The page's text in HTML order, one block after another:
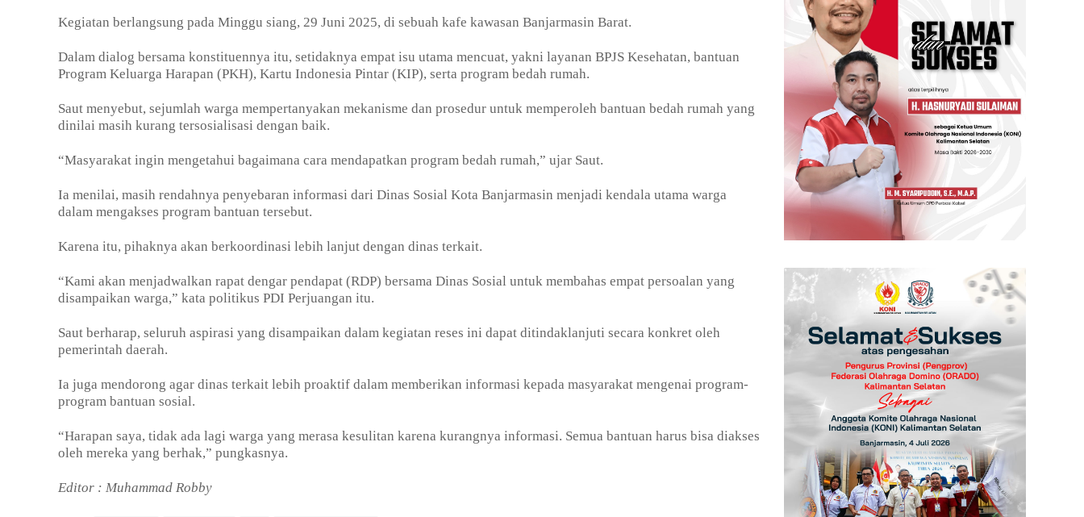
Kegiatan berlangsung pada Minggu siang, 29 Juni 2025, di sebuah kafe kawasan Banjarmasin Barat.
Dalam dialog bersama konstituennya itu, setidaknya empat isu utama mencuat, yakni layanan BPJS Kesehatan, bantuan
Program Keluarga Harapan (PKH), Kartu Indonesia Pintar (KIP), serta program bedah rumah.
Saut menyebut, sejumlah warga mempertanyakan mekanisme dan prosedur untuk memperoleh bantuan bedah rumah yang
dinilai masih kurang tersosialisasi dengan baik.
“Masyarakat ingin mengetahui bagaimana cara mendapatkan program bedah rumah,” ujar Saut.
Ia menilai, masih rendahnya penyebaran informasi dari Dinas Sosial Kota Banjarmasin menjadi kendala utama warga
dalam mengakses program bantuan tersebut.
Karena itu, pihaknya akan berkoordinasi lebih lanjut dengan dinas terkait.
“Kami akan menjadwalkan rapat dengar pendapat (RDP) bersama Dinas Sosial untuk membahas empat persoalan yang
disampaikan warga,” kata politikus PDI Perjuangan itu.
Saut berharap, seluruh aspirasi yang disampaikan dalam kegiatan reses ini dapat ditindaklanjuti secara konkret oleh
pemerintah daerah.
Ia juga mendorong agar dinas terkait lebih proaktif dalam memberikan informasi kepada masyarakat mengenai program-
program bantuan sosial.
“Harapan saya, tidak ada lagi warga yang merasa kesulitan karena kurangnya informasi. Semua bantuan harus bisa diakses
oleh mereka yang berhak,” pungkasnya.
Editor : Muhammad Robby